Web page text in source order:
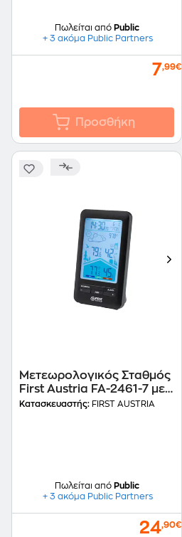
Πωλείται από Public
+ 3 ακόμα Public Partners
7,99€
Προσθήκη
Μετεωρολογικός Σταθμός
First Austria FA-2461-7 με
ασύρματο εξωτερικό
Κατασκευαστής: FIRST AUSTRIA
Πωλείται από Public
+ 3 ακόμα Public Partners
24,90€